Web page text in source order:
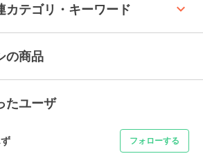
カテゴリ・キーワード keyboard_arrow_up
の商品
たユーザ
フォローする